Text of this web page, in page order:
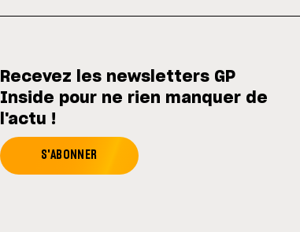
Recevez les newsletters GP
Inside pour ne rien manquer de
l'actu !
S'ABONNER